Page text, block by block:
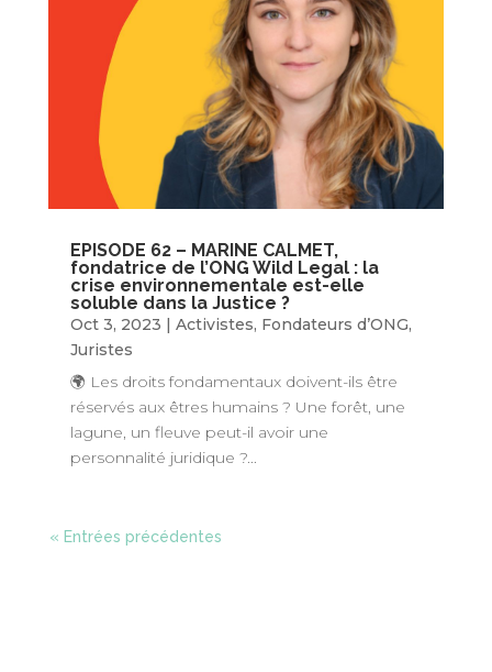
EPISODE 62 – MARINE CALMET,
fondatrice de l’ONG Wild Legal : la
crise environnementale est-elle
soluble dans la Justice ?
Oct 3, 2023 | Activistes, Fondateurs d’ONG,
Juristes
🌍 Les droits fondamentaux doivent-ils être
réservés aux êtres humains ? Une forêt, une
lagune, un fleuve peut-il avoir une
personnalité juridique ?...
« Entrées précédentes